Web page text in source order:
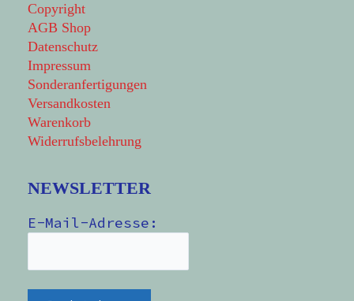
Copyright
AGB Shop
Datenschutz
Impressum
Sonderanfertigungen
Versandkosten
Warenkorb
Widerrufsbelehrung
NEWSLETTER
E-Mail-Adresse: